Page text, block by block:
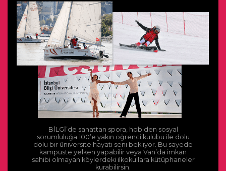
BİLGİ’de sanattan spora, hobiden sosyal
sorumluluğa 100’e yakın öğrenci kulübü ile dolu
dolu bir üniversite hayatı seni bekliyor. Bu sayede
kampüste yelken yapabilir veya Van’da imkan
sahibi olmayan köylerdeki ilkokullara kütüphaneler
kurabilirsin.